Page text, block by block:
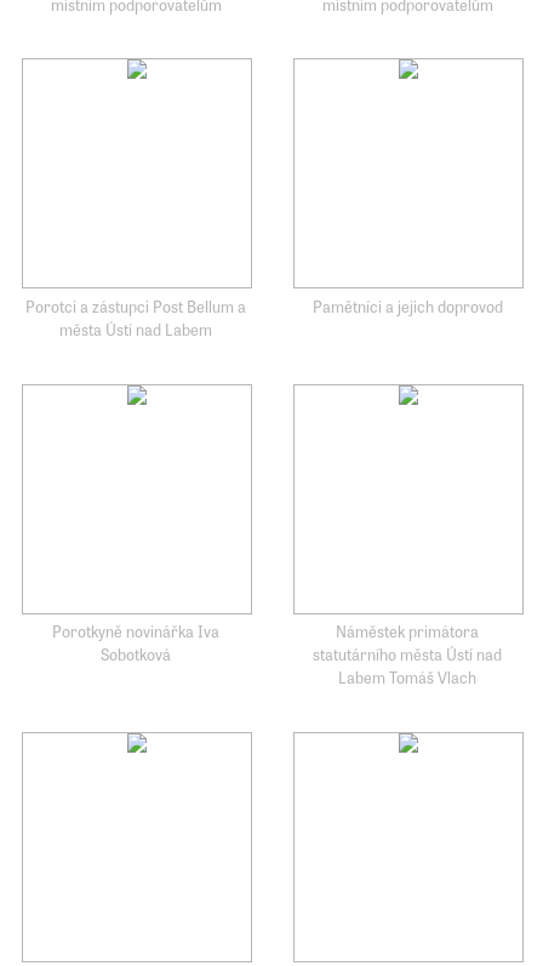
Porotci a zástupci Post Bellum a
města Ústí nad Labem
Pamětníci a jejich doprovod
Porotkyně novinářka Iva
Sobotková
Náměstek primátora
statutárního města Ústí nad
Labem Tomáš Vlach